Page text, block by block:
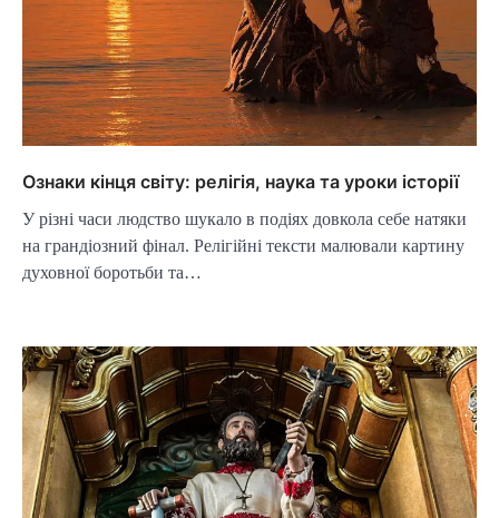
Ознаки кінця світу: релігія, наука та уроки історії
У різні часи людство шукало в подіях довкола себе натяки
на грандіозний фінал. Релігійні тексти малювали картину
духовної боротьби та…